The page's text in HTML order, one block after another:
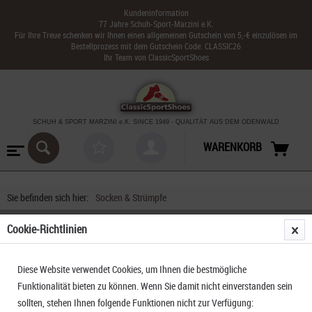
Kundeninformation
77 Jahre Schuh-Sport-Marzini e.K.
Für Ihre Treue schenken wir Ihnen einen allgemeinen Gutschein von 5,-€ einzulösen im
Bestellprozess mit dem Gutschein Code: CLASSIC26
Ihr Team von ClassicSportShoes
SCHUH & SPORT MARZINI e.K. SINCE 1949 - QUALITÄT AUS DEM ODENWALD
WARENKORB
Sie befinden sich hier: Socken & Strümpfe
FILTERN
Cookie-Richtlinien
Diese Website verwendet Cookies, um Ihnen die bestmögliche
Funktionalität bieten zu können. Wenn Sie damit nicht einverstanden sein
sollten, stehen Ihnen folgende Funktionen nicht zur Verfügung: